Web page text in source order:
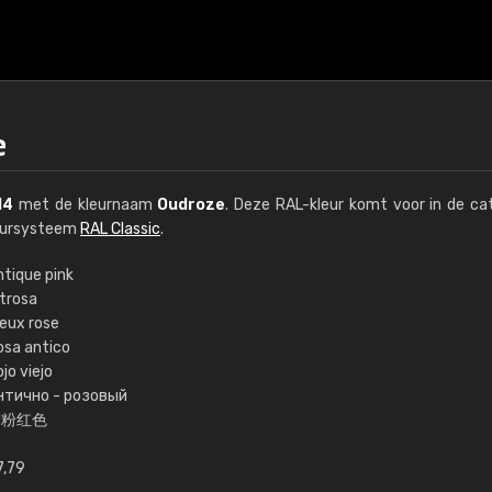
met de kleurnaam Oudroze. Deze RAL-kleur komt voor in de
RAL Classic.
pink
rose
antico
viejo
- розовый
红色